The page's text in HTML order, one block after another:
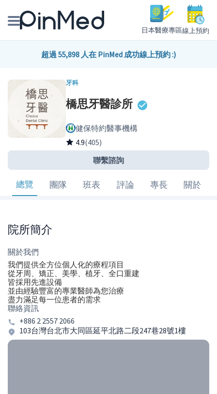
日本醫療專區線上預約
線上預約醫師、院所
醫師專欄專訪
健康主題館
我是醫療人員
超過 55,898 人在 PinMed 成功線上預約 :)
牙科
橋思牙醫診所
健保特約醫事機構
4.9(405)
聯繫諮詢
總覽 團隊 班表 評論 專長 關於
院所簡介
關於我們
我們提供全方位個人化的療程項目
從牙周、矯正、美學、植牙、全口重建
皆採用先進設備
並由經驗豐富的專業醫師為您治療
盡力滿足每一位患者的需求
聯絡資訊
+886 2 2557 2066
103台灣台北市大同區延平北路二段247巷28號1樓